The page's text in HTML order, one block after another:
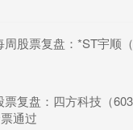
股票复盘：*ST宇顺
复盘：四方科技（
通过